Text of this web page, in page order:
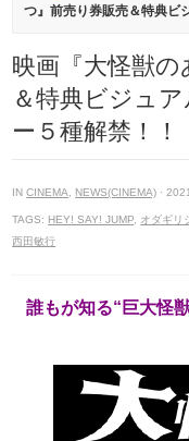
つ』前売り券販売＆特典ビ
映画『大怪獣
＆特典ビジュ
ー５種解禁！！
INCINEMA NEWS(CINEMA) ·
TAGS: HEY! SAY! JUMP オダギリ
西田敏行
誰もが知る“巨大怪